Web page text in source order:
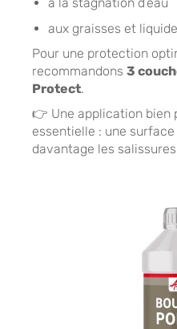
aux graisses et
Pour une protection
recommandons 3
Protect.
👉 Une application bien
essentielle : une
davantage les